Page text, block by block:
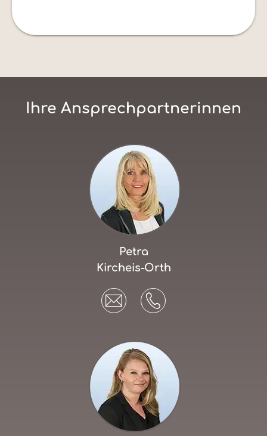
Ihre Ansprechpartnerinnen
Petra
Kircheis-Orth